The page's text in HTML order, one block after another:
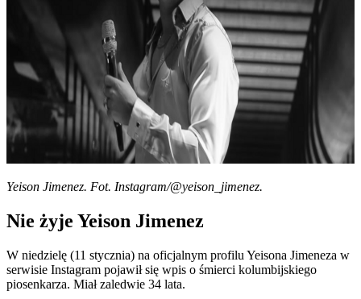
Yeison Jimenez. Fot. Instagram/@yeison_jimenez.
Nie żyje Yeison Jimenez
W niedzielę (11 stycznia) na oficjalnym profilu Yeisona Jimeneza w
serwisie Instagram pojawił się wpis o śmierci kolumbijskiego
piosenkarza. Miał zaledwie 34 lata.